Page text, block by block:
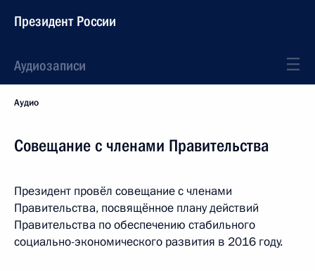
Президент России
Аудиозаписи
Аудио
Совещание с членами Правительства
Президент провёл совещание с членами
Правительства, посвящённое плану действий
Правительства по обеспечению стабильного
социально-экономического развития в 2016 году.